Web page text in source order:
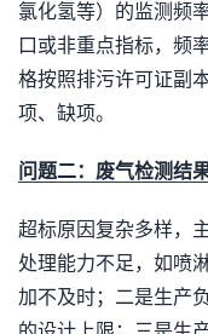
氯化氢等）的监测频
口或非重点指标，频
格按照排污许可证副
项、缺项。
问题二：废气检测结
超标原因复杂多样，
处理能力不足，如喷
加不及时；二是生产